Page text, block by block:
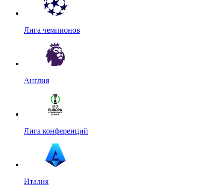
Лига чемпионов
Англия
Лига конференций
Италия